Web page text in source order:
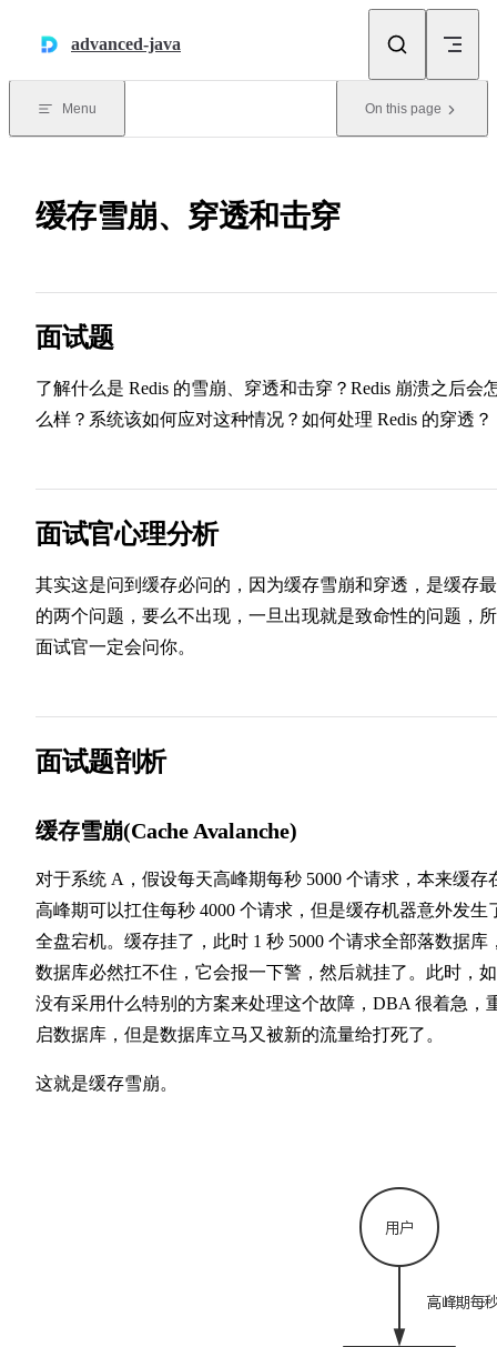
advanced-java
Menu On this page
缓存雪崩、穿透和击穿
面试题
了解什么是 Redis 的雪崩、穿透和击穿？Redis 崩溃之后会
么样？系统该如何应对这种情况？如何处理 Redis 的穿透？
面试官心理分析
其实这是问到缓存必问的，因为缓存雪崩和穿透，是缓存
的两个问题，要么不出现，一旦出现就是致命性的问题，
面试官一定会问你。
面试题剖析
缓存雪崩(Cache Avalanche)
对于系统 A，假设每天高峰期每秒 5000 个请求，本来缓存
高峰期可以扛住每秒 4000 个请求，但是缓存机器意外发生
全盘宕机。缓存挂了，此时 1 秒 5000 个请求全部落数据库
数据库必然扛不住，它会报一下警，然后就挂了。此时，
没有采用什么特别的方案来处理这个故障，DBA 很着急，
启数据库，但是数据库立马又被新的流量给打死了。
这就是缓存雪崩。